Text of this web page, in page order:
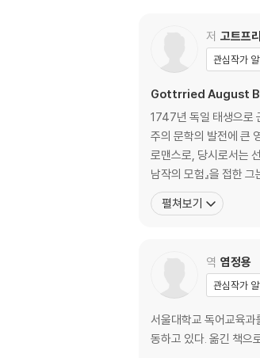
두 번째 달 여행
- 그 외의 진기한 모험들
저 고트프
관심작가
Gottrried August
1747년 독일 태생으로
주의 문학의 발전에 큰 영향을 미쳤다. 대표작 『레노레Lenore』(1773)는 죽은 연인 행세를 하며 나타난 유
로맨스로, 당시로서는 선정적인
남작의 모험』을 접한
펼쳐보기
역 염정용
관심작가
서울대학교 독어교육
동하고 있다. 옮긴 책으로